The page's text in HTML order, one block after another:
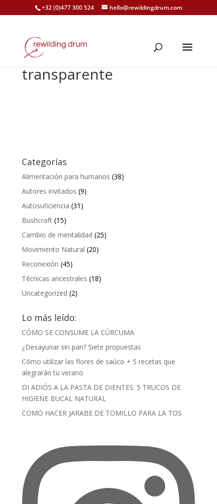
+32 (0)477 300 524 hello@rewildingdrum.com
transparente
Categorías
Alimentación para humanos (38)
Autores invitados (9)
Autosuficiencia (31)
Bushcraft(15)
Cambio de mentalidad (25)
Movimiento Natural (20)
Reconexión (45)
Técnicas ancestrales (18)
Uncategorized (2)
Lo más leído:
CÓMO SE CONSUME LA CÚRCUMA
¿Desayunar sin pan? Siete propuestas
Cómo utilizar las flores de saúco + 5 recetas que
alegrarán tu verano
DI ADIÓS A LA PASTA DE DIENTES: 5 TRUCOS DE
HIGIENE BUCAL NATURAL
COMO HACER JARABE DE TOMILLO PARA LA TOS